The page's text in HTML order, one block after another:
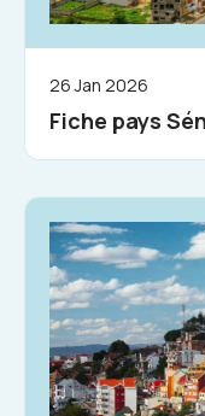
26 Jan 2026
Fiche pays